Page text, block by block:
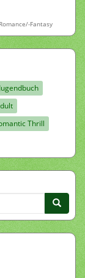
Fantasy
Jugendbuch
Thrill